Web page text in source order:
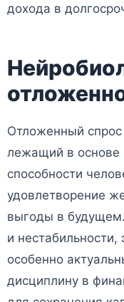
дохода в
Отложенный
лежащий в
способности
удовлетворение
выгоды в
и нестабильности,
особенно
дисциплину в